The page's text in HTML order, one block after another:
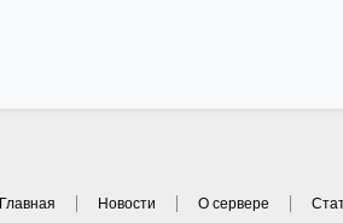
Главная Новости О сервере